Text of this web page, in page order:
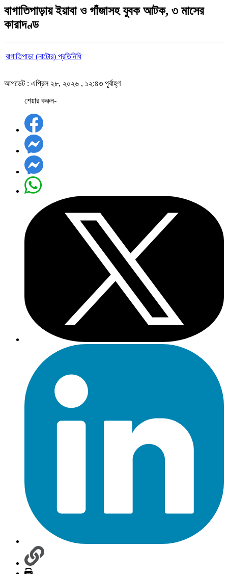
বাগাতিপাড়ায় ইয়াবা ও গাঁজাসহ যুবক আটক, ৩ মাসের
কারাদণ্ড
বাগাতিপাড়া (নাটোর) প্রতিনিধি
আপডেট : এপ্রিল ২৮, ২০২৬ , ১২:৪৩ পূর্বাহ্ণ
শেয়ার করুন-